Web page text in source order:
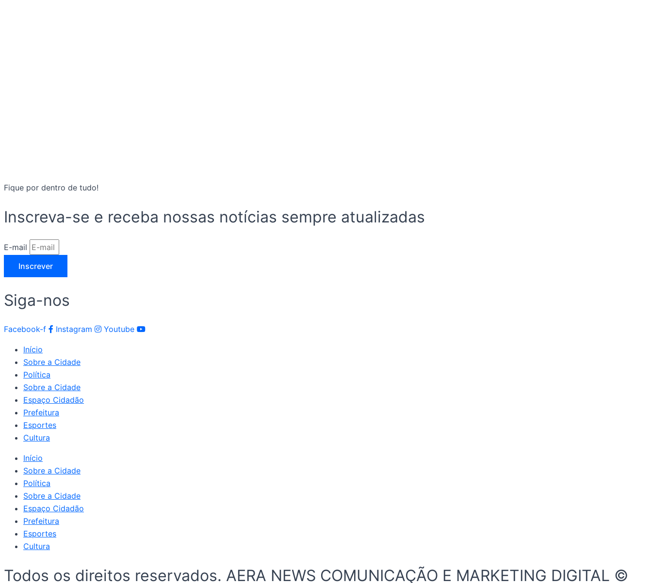
Fique por dentro de tudo!
Inscreva-se e receba nossas notícias sempre atualizadas
E-mail
Inscrever
Siga-nos
Facebook-f Instagram Youtube
Início
Sobre a Cidade
Política
Sobre a Cidade
Espaço Cidadão
Prefeitura
Esportes
Cultura
Início
Sobre a Cidade
Política
Sobre a Cidade
Espaço Cidadão
Prefeitura
Esportes
Cultura
Todos os direitos reservados. AERA NEWS COMUNICAÇÃO E MARKETING DIGITAL ©